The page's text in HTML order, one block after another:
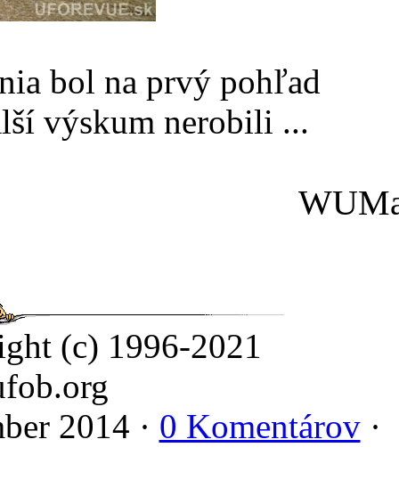
bol na prvý pohľad
výskum nerobili ...
(c) 1996-2021
2014 · 0 Komentárov·